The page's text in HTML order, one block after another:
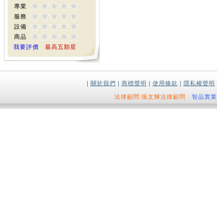
專業
服務
設備
商品
我要評價
最高五顆星
關於我們 商標聲明 使用條款 隱私權聲明
法律顧問:張文輝法律顧問
智品實業